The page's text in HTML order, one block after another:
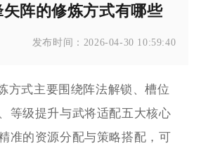
阵的修炼方式有哪些
发布时间： 2026-04-30 10:59:40
方式主要围绕阵法解锁、槽位
等级提升与武将适配五大核心
准的资源分配与策略搭配，可